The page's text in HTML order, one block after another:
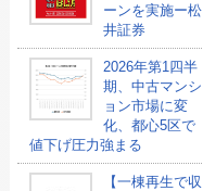
ーンを実施ー松
井証券
2026年第1四半
期、中古マンシ
ョン市場に変
化、都心5区で
値下げ圧力強まる
【一棟再生で収